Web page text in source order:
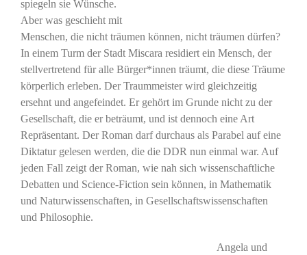
spiegeln sie Wünsche.
Aber was geschieht mit
Menschen, die nicht träumen können, nicht träumen dürfen?
In einem Turm der Stadt Miscara residiert ein Mensch, der
stellvertretend für alle Bürger*innen träumt, die diese Träume
körperlich erleben. Der Traummeister wird gleichzeitig
ersehnt und angefeindet. Er gehört im Grunde nicht zu der
Gesellschaft, die er beträumt, und ist dennoch eine Art
Repräsentant. Der Roman darf durchaus als Parabel auf eine
Diktatur gelesen werden, die die DDR nun einmal war. Auf
jeden Fall zeigt der Roman, wie nah sich wissenschaftliche
Debatten und Science-Fiction sein können, in Mathematik
und Naturwissenschaften, in Gesellschaftswissenschaften
und Philosophie.
Angela und